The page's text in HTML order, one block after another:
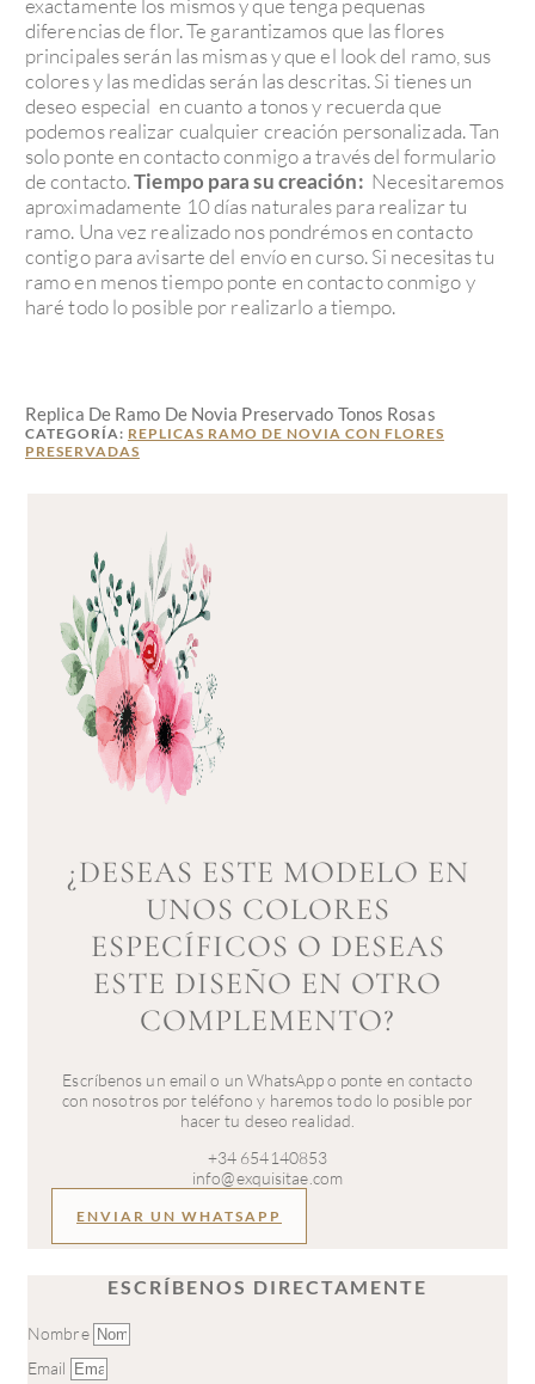
exactamente los mismos y que tenga pequeñas
diferencias de flor. Te garantizamos que las flores
principales serán las mismas y que el look del ramo, sus
colores y las medidas serán las descritas. Si tienes un
deseo especial en cuanto a tonos y recuerda que
podemos realizar cualquier creación personalizada. Tan
solo ponte en contacto conmigo a través del formulario
de contacto.Tiempo para su creación: Necesitaremos
aproximadamente 10 días naturales para realizar tu
ramo. Una vez realizado nos pondrémos en contacto
contigo para avisarte del envío en curso. Si necesitas tu
ramo en menos tiempo ponte en contacto conmigo y
haré todo lo posible por realizarlo a tiempo.
Replica De Ramo De Novia Preservado Tonos Rosas
CATEGORÍA: REPLICAS RAMO DE NOVIA CON FLORES
PRESERVADAS
¿DESEAS ESTE MODELO EN
UNOS COLORES
ESPECÍFICOS O DESEAS
ESTE DISEÑO EN OTRO
COMPLEMENTO?
Escríbenos un email o un WhatsApp o ponte en contacto
con nosotros por teléfono y haremos todo lo posible por
hacer tu deseo realidad.
+34 654140853
info@exquisitae.com
ENVIAR UN WHATSAPP
ESCRÍBENOS DIRECTAMENTE
Nombre
Email